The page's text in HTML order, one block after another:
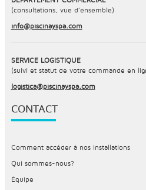
(consultations, vue d’ensemble)
info@piscinayspa.com
SERVICE LOGISTIQUE
(suivi et statut de votre commande en
logistica@piscinayspa.com
CONTACT
Comment accéder à nos installations
Qui sommes-nous?
Équipe